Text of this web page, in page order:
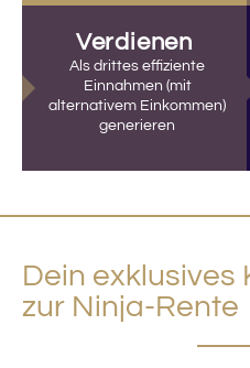
Verdienen
Als drittes effiziente
Einnahmen (mit
alternativem Einkommen)
generieren
Dein exklusives
zur Ninja-Rente